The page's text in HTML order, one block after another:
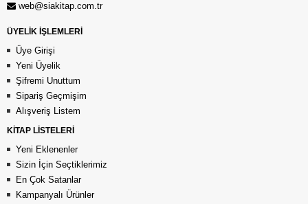
web@siakitap.com.tr
ÜYELİK İŞLEMLERİ
Üye Girişi
Yeni Üyelik
Şifremi Unuttum
Sipariş Geçmişim
Alışveriş Listem
KİTAP LİSTELERİ
Yeni Eklenenler
Sizin İçin Seçtiklerimiz
En Çok Satanlar
Kampanyalı Ürünler